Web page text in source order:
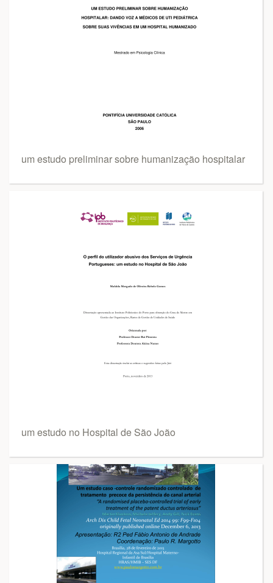
um estudo preliminar sobre humanização hospitalar
um estudo no Hospital de São João